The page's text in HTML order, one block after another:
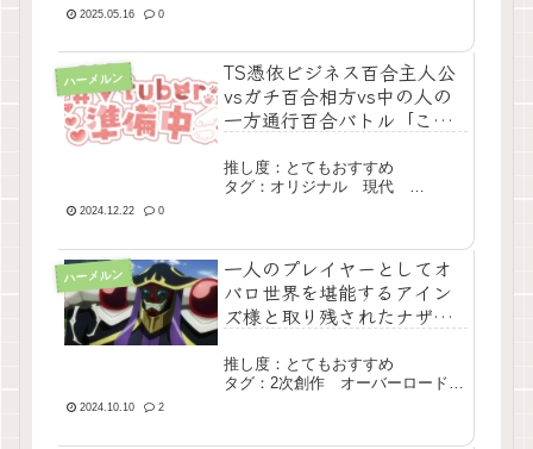
2025.05.16 0
ハーメルン
TS憑依ビジネス百合主人公
vsガチ百合相方vs中の人の
一方通行百合バトル「この
しれない」
推し度：とてもおすすめ
タグ：オリジナル 現代
2024.12.22 0
ハーメルン
一人のプレイヤーとしてオ
バロ世界を堪能するアイン
ズ様と取り残されたナザリ
の形「モモンガ様ひとり
旅」
推し度：とてもおすすめ
タグ：2次創作 オーバーロード
2024.10.10 2